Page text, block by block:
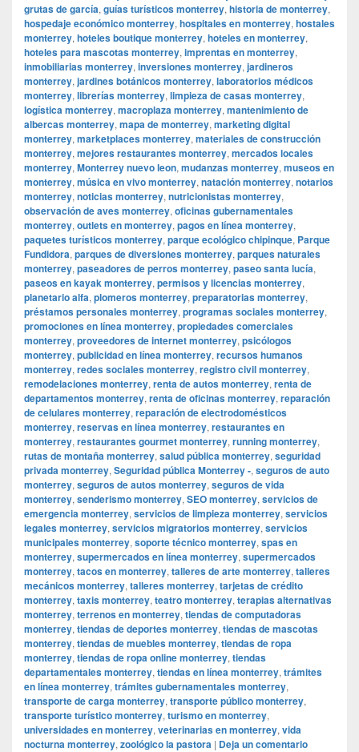
grutas de garcía, guías turísticos monterrey, historia de monterrey,
hospedaje económico monterrey, hospitales en monterrey, hostales
monterrey, hoteles boutique monterrey, hoteles en monterrey,
hoteles para mascotas monterrey, imprentas en monterrey,
inmobiliarias monterrey, inversiones monterrey, jardineros
monterrey, jardines botánicos monterrey, laboratorios médicos
monterrey, librerías monterrey, limpieza de casas monterrey,
logística monterrey, macroplaza monterrey, mantenimiento de
albercas monterrey, mapa de monterrey, marketing digital
monterrey, marketplaces monterrey, materiales de construcción
monterrey, mejores restaurantes monterrey, mercados locales
monterrey, Monterrey nuevo leon, mudanzas monterrey, museos en
monterrey, música en vivo monterrey, natación monterrey, notarios
monterrey, noticias monterrey, nutricionistas monterrey,
observación de aves monterrey, oficinas gubernamentales
monterrey, outlets en monterrey, pagos en línea monterrey,
paquetes turísticos monterrey, parque ecológico chipinque, Parque
Fundidora, parques de diversiones monterrey, parques naturales
monterrey, paseadores de perros monterrey, paseo santa lucía,
paseos en kayak monterrey, permisos y licencias monterrey,
planetario alfa, plomeros monterrey, preparatorias monterrey,
préstamos personales monterrey, programas sociales monterrey,
promociones en línea monterrey, propiedades comerciales
monterrey, proveedores de internet monterrey, psicólogos
monterrey, publicidad en línea monterrey, recursos humanos
monterrey, redes sociales monterrey, registro civil monterrey,
remodelaciones monterrey, renta de autos monterrey, renta de
departamentos monterrey, renta de oficinas monterrey, reparación
de celulares monterrey, reparación de electrodomésticos
monterrey, reservas en línea monterrey, restaurantes en
monterrey, restaurantes gourmet monterrey, running monterrey,
rutas de montaña monterrey, salud pública monterrey, seguridad
privada monterrey, Seguridad pública Monterrey -, seguros de auto
monterrey, seguros de autos monterrey, seguros de vida
monterrey, senderismo monterrey, SEO monterrey, servicios de
emergencia monterrey, servicios de limpieza monterrey, servicios
legales monterrey, servicios migratorios monterrey, servicios
municipales monterrey, soporte técnico monterrey, spas en
monterrey, supermercados en línea monterrey, supermercados
monterrey, tacos en monterrey, talleres de arte monterrey, talleres
mecánicos monterrey, talleres monterrey, tarjetas de crédito
monterrey, taxis monterrey, teatro monterrey, terapias alternativas
monterrey, terrenos en monterrey, tiendas de computadoras
monterrey, tiendas de deportes monterrey, tiendas de mascotas
monterrey, tiendas de muebles monterrey, tiendas de ropa
monterrey, tiendas de ropa online monterrey, tiendas
departamentales monterrey, tiendas en línea monterrey, trámites
en línea monterrey, trámites gubernamentales monterrey,
transporte de carga monterrey, transporte público monterrey,
transporte turístico monterrey, turismo en monterrey,
universidades en monterrey, veterinarias en monterrey, vida
nocturna monterrey, zoológico la pastora | Deja un comentario